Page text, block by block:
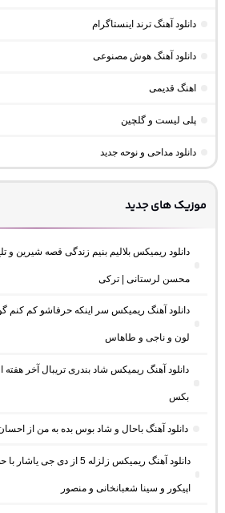
دانلود آهنگ ترند اینستاگرام
دانلود آهنگ هوش مصنوعی
اهنگ قدیمی
پلی لیست و گلچین
دانلود مداحی و نوحه جدید
موزیک های جدید
دانلود ریمیکس بلالیم بنیم زندگی قصه شیرین
محسن لرستانی | ترکی
دانلود آهنگ ریمیکس سر اینکه حرفاشو کم
لون و ناجی و طاهاس
دانلود آهنگ ریمیکس شاد بندری تریبال آخر
بکس
دانلود آهنگ باحال و شاد بوس بده به من از
دانلود آهنگ ریمیکس زلزله 5
اپیکور و سینا شعبانخانی و منصور